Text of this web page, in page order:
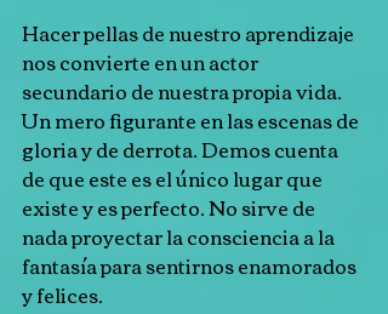
Hacer pellas de nuestro aprendizaje
nos convierte en un actor
secundario de nuestra propia vida.
Un mero figurante en las escenas de
gloria y de derrota. Demos cuenta
de que este es el único lugar que
existe y es perfecto. No sirve de
nada proyectar la consciencia a la
fantasía para sentirnos enamorados
y felices.